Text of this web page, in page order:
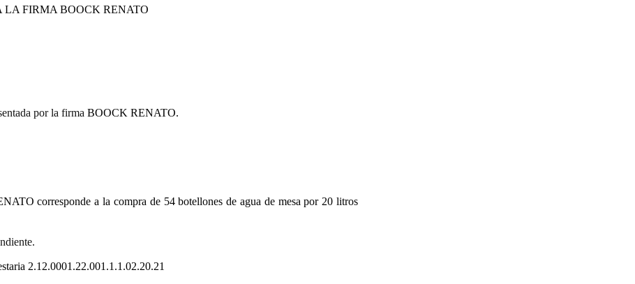
LA FIRMA BOOCK RENATO
por la firma BOOCK RENATO.
corresponde a la compra de 54 botellones de agua de mesa por 20 litros
2.12.0001.22.001.1.1.02.20.21